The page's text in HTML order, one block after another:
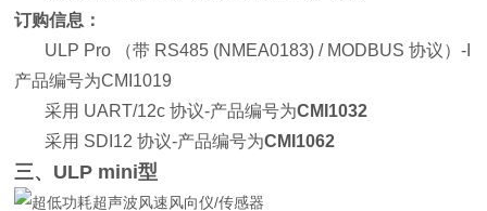
订购信息：
ULP Pro （带 RS485 (NMEA0183) / MODBUS 协议）-I
产品编号为CMI1019
采用 UART/12c 协议-产品编号为CMI1032
采用 SDI12 协议-产品编号为CMI1062
三、ULP mini型